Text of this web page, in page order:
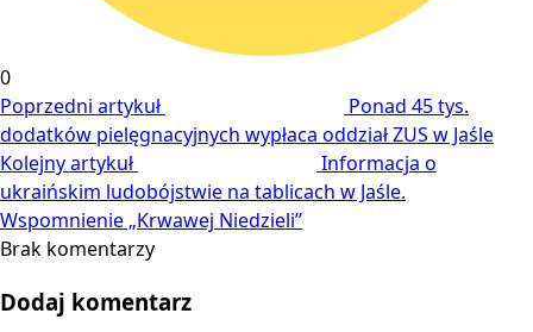
0
Poprzedni artykuł
Ponad 45 tys.
dodatków pielęgnacyjnych wypłaca oddział ZUS w Jaśle
Kolejny artykuł
Informacja o
ukraińskim ludobójstwie na tablicach w Jaśle.
Wspomnienie „Krwawej Niedzieli”
Brak komentarzy
Dodaj komentarz